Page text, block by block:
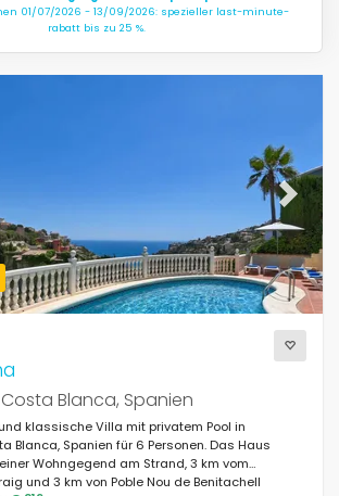
01/07/2026 - 13/09/2026: spezieller last-minute-
rabatt bis zu 25 %.
Next
Blanca, Spanien
klassische Villa mit privatem Pool in
Blanca, Spanien für 6 Personen. Das Haus
Wohngegend am Strand, 3 km vom
und 3 km von Poble Nou de Benitachell